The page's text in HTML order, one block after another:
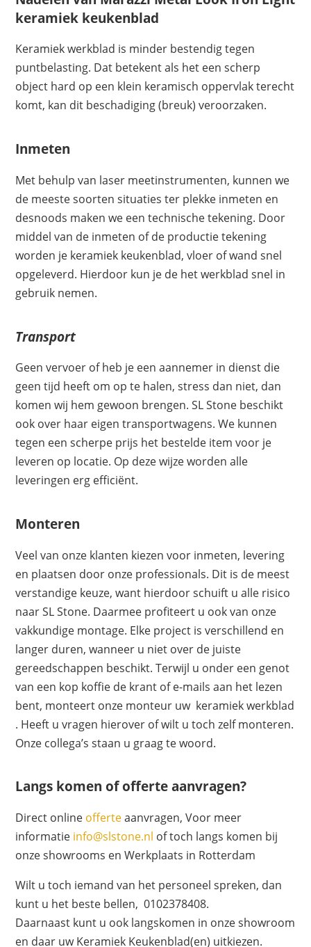
keramiek keukenblad
Keramiek werkblad is minder bestendig tegen
puntbelasting. Dat betekent als het een scherp
object hard op een klein keramisch oppervlak terecht
komt, kan dit beschadiging (breuk) veroorzaken.
Inmeten
Met behulp van laser meetinstrumenten, kunnen we
de meeste soorten situaties ter plekke inmeten en
desnoods maken we een technische tekening. Door
middel van de inmeten of de productie tekening
worden je keramiek keukenblad, vloer of wand snel
opgeleverd. Hierdoor kun je de het werkblad snel in
gebruik nemen.
Transport
Geen vervoer of heb je een aannemer in dienst die
geen tijd heeft om op te halen, stress dan niet, dan
komen wij hem gewoon brengen. SL Stone beschikt
ook over haar eigen transportwagens. We kunnen
tegen een scherpe prijs het bestelde item voor je
leveren op locatie. Op deze wijze worden alle
leveringen erg efficiënt.
Monteren
Veel van onze klanten kiezen voor inmeten, levering
en plaatsen door onze professionals. Dit is de meest
verstandige keuze, want hierdoor schuift u alle risico
naar SL Stone. Daarmee profiteert u ook van onze
vakkundige montage. Elke project is verschillend en
langer duren, wanneer u niet over de juiste
gereedschappen beschikt. Terwijl u onder een genot
van een kop koffie de krant of e-mails aan het lezen
bent, monteert onze monteur uw keramiek werkblad
. Heeft u vragen hierover of wilt u toch zelf monteren.
Onze collega’s staan u graag te woord.
Langs komen of offerte aanvragen?
Direct online offerteaanvragen, Voor meer
informatie info@slstone.nl of toch langs komen bij
onze showrooms en Werkplaats in Rotterdam
Wilt u toch iemand van het personeel spreken, dan
kunt u het beste bellen, 0102378408.
Daarnaast kunt u ook langskomen in onze showroom
en daar uw Keramiek Keukenblad(en) uitkiezen.